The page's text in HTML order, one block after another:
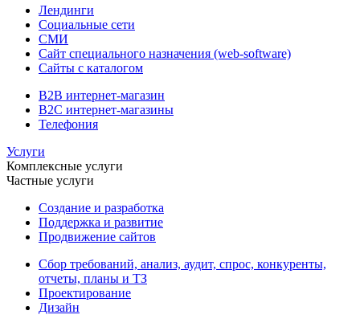
Лендинги
Социальные сети
СМИ
Сайт специального назначения (web-software)
Сайты с каталогом
B2B интернет-магазин
B2C интернет-магазины
Телефония
Услуги
Комплексные услуги
Частные услуги
Создание и разработка
Поддержка и развитие
Продвижение сайтов
Сбор требований, анализ, аудит, спрос, конкуренты,
отчеты, планы и ТЗ
Проектирование
Дизайн